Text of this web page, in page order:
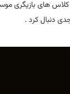
در کلاس های بازیگری
دنبال کرد .